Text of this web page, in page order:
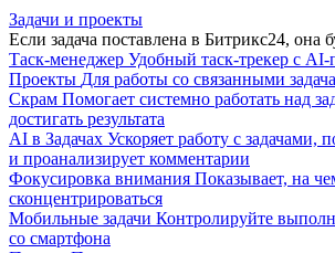
Задачи и проекты
Если задача поставлена в Битрикс24, она
Таск-менеджер Удобный таск-трекер с
Проекты Для работы со связанными
Скрам Помогает системно работать над
достигать результата
AI в Задачах Ускоряет работу с задачами,
и проанализирует комментарии
Фокусировка внимания Показывает, на
сконцентрироваться
Мобильные задачи Контролируйте
со смартфона